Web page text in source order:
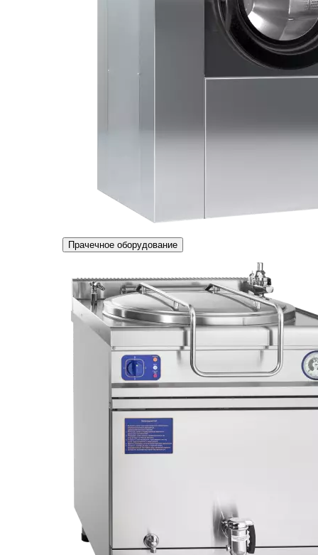
Прачечное оборудование